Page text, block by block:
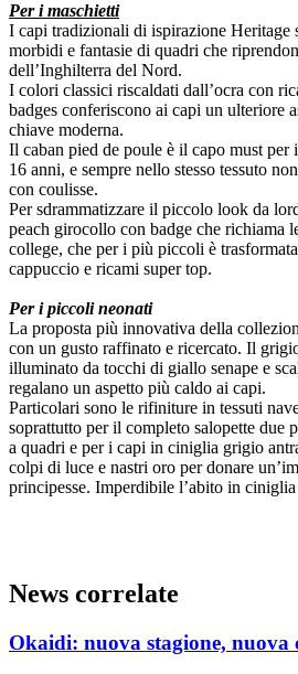
Per i maschietti
I capi tradizionali di ispirazione Heritage
morbidi e fantasie di quadri che
dell’Inghilterra del Nord.
I colori classici riscaldati dall’ocra con
badges conferiscono ai capi un ulteriore
chiave moderna.
Il caban pied de poule è il capo must per
16 anni, e sempre nello stesso tessuto
con coulisse.
Per sdrammatizzare il piccolo look da
peach girocollo con badge che richiama
college, che per i più piccoli è
cappuccio e ricami super top.
Per i piccoli neonati
La proposta più innovativa della
con un gusto raffinato e ricercato. Il
illuminato da tocchi di giallo senape e
regalano un aspetto più caldo ai capi.
Particolari sono le rifiniture in tessuti
soprattutto per il completo salopette due
a quadri e per i capi in ciniglia grigio
colpi di luce e nastri oro per donare
principesse. Imperdibile l’abito in
News correlate
Okaidi: nuova stagione, nuova